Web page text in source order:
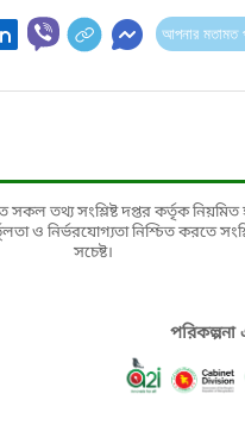
আপনার মতামত
সকল তথ্য সংশ্লিষ্ট দপ্তর কর্তৃক নিয়মিত
ও নির্ভরযোগ্যতা নিশ্চিত করতে
সচেষ্ট।
পরিকল্পনা